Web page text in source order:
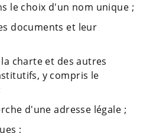
le choix d'un nom unique ;
documents et leur
charte et des autres
y compris le
d'une adresse légale ;
;